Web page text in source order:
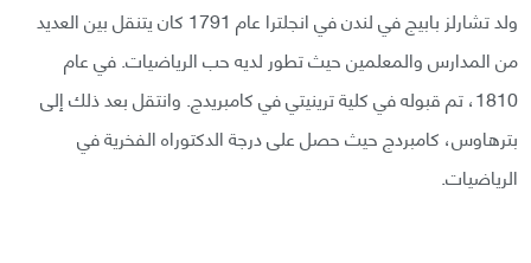
ولد تشارلز بابيج في لندن في انجلترا عام 1791 كان يتنقل بين العديد
من المدارس والمعلمين حيث تطور لديه حب الرياضيات. في عام
1810، تم قبوله في كلية ترينيتي في كامبريدج. وانتقل بعد ذلك إلى
بترهاوس، كامبردج حيث حصل على درجة الدكتوراه الفخرية في
الرياضيات.